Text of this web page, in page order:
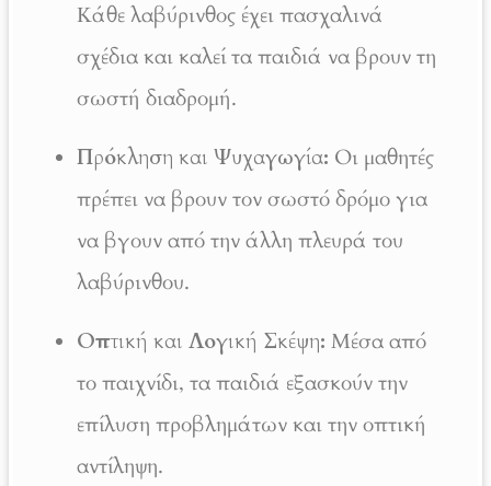
Κάθε λαβύρινθος έχει πασχαλινά
σχέδια και καλεί τα παιδιά να βρουν τη
σωστή διαδρομή.
Πρόκληση και Ψυχαγωγία: Οι μαθητές
πρέπει να βρουν τον σωστό δρόμο για
να βγουν από την άλλη πλευρά του
λαβύρινθου.
Οπτική και Λογική Σκέψη: Μέσα από
το παιχνίδι, τα παιδιά εξασκούν την
επίλυση προβλημάτων και την οπτική
αντίληψη.